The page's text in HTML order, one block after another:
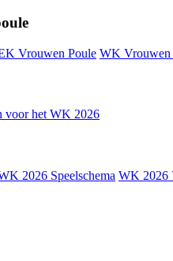
Vrouwen Poule WK Vrouwen
voor het WK 2026
2026 Speelschema WK 2026